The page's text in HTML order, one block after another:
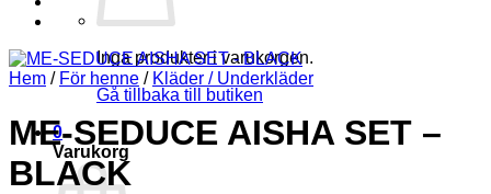
Inga produkter i varukorgen.
Gå tillbaka till butiken
0
Varukorg
Hem / För henne / Kläder / Underkläder
ME-SEDUCE AISHA SET –
BLACK